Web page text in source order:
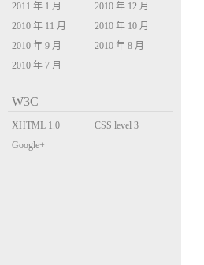
2011 年 1 月
2010 年 12 月
2010 年 11 月
2010 年 10 月
2010 年 9 月
2010 年 8 月
2010 年 7 月
W3C
XHTML 1.0
Transitional
CSS level 3
Google+